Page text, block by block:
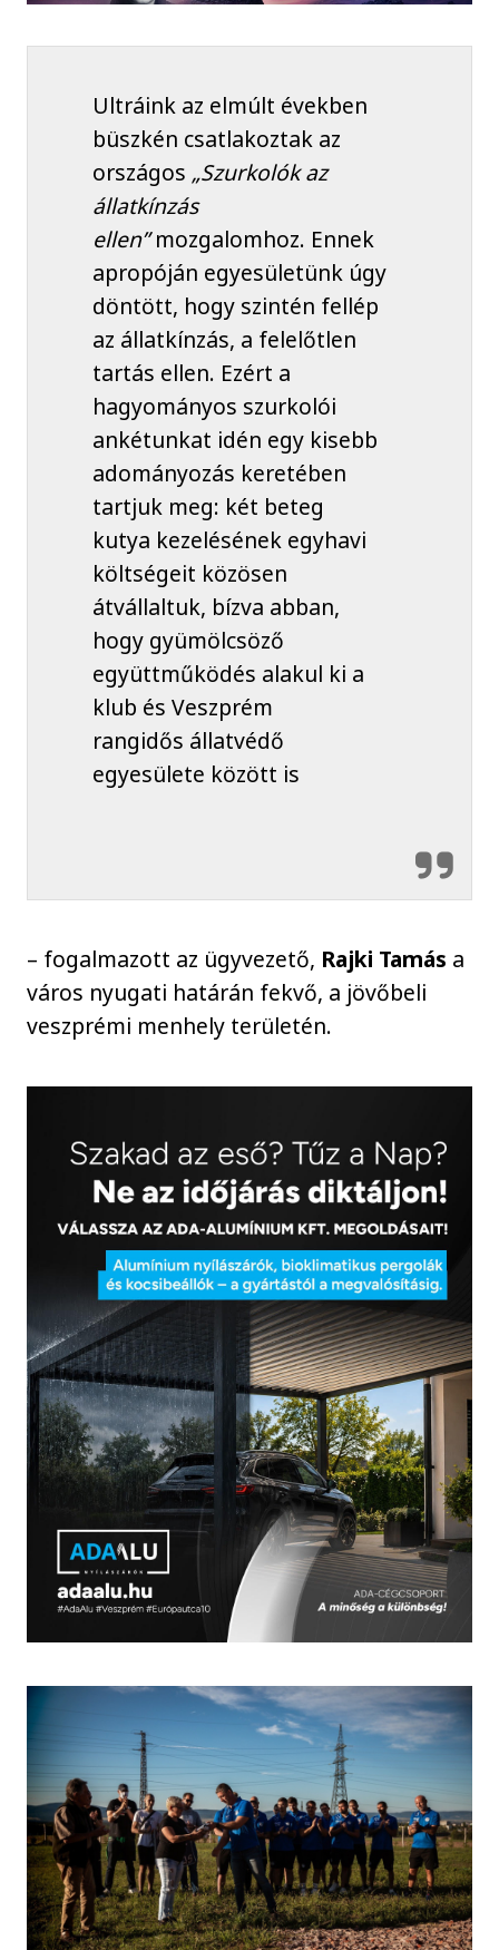
Ultráink az elmúlt években
büszkén csatlakoztak az
országos „Szurkolók az
állatkínzás
ellen”mozgalomhoz. Ennek
apropóján egyesületünk úgy
döntött, hogy szintén fellép
az állatkínzás, a felelőtlen
tartás ellen. Ezért a
hagyományos szurkolói
ankétunkat idén egy kisebb
adományozás keretében
tartjuk meg: két beteg
kutya kezelésének egyhavi
költségeit közösen
átvállaltuk, bízva abban,
hogy gyümölcsöző
együttműködés alakul ki a
klub és Veszprém
rangidős állatvédő
egyesülete között is
– fogalmazott az ügyvezető, Rajki Tamás a
város nyugati határán fekvő, a jövőbeli
veszprémi menhely területén.